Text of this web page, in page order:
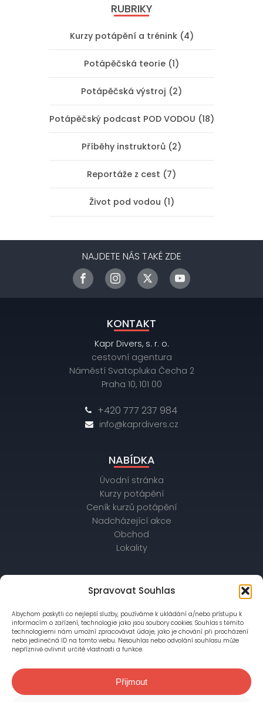
Spravovat Souhlas
Abychom poskytli co nejlepší služby, používáme k ukládání a/nebo přístupu k
informacím o zařízení, technologie jako jsou soubory cookies. Souhlas s těmito
technologiemi nám umožní zpracovávat údaje, jako je chování při procházení
nebo jedinečná ID na tomto webu. Nesouhlas nebo odvolání souhlasu může
nepříznivě ovlivnit určité vlastnosti a funkce.
Přijmout
RUBRIKY
Kurzy potápění a trénink (4)
Potápěčská teorie (1)
Potápěčská výstroj (2)
Potápěčský podcast POD VODOU (18)
Příběhy instruktorů (2)
Reportáže z cest (7)
Život pod vodou (1)
NAJDETE NÁS TAKÉ ZDE
KONTAKT
Kapr Divers, s. r. o.
cestovní agentura
Náměstí Svatopluka Čecha 2
Praha 10, 101 00
+420 777 237 984
info@kaprdivers.cz
NABÍDKA
Úvodní stránka
Kurzy potápění
Ceník kurzů potápění
Nadcházející akce
Obchod
Lokality
OBCHODNÍ ÚDAJE
bankovní spojení: Raiffeisenbank,
č. účtu: 56403028/5500
soudem v Praze, oddíl C, vložka 76777
© 2018-2026 Kapr Divers, s. r.o.